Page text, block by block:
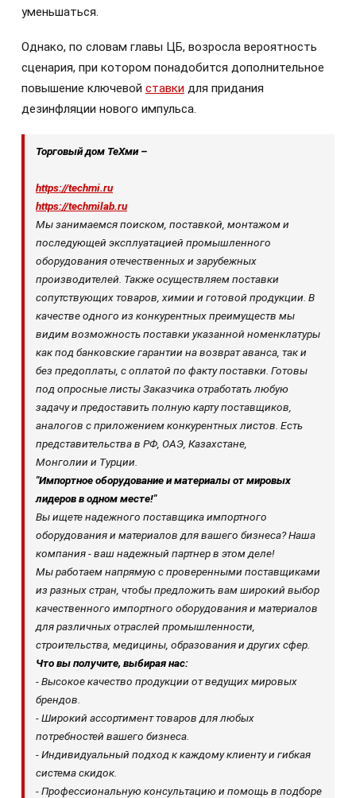
уменьшаться.
Однако, по словам главы ЦБ, возросла вероятность
сценария, при котором понадобится дополнительное
повышение ключевой ставки для придания
дезинфляции нового импульса.
Торговый дом ТеХми –
https://techmi.ru
https://techmilab.ru
Мы занимаемся поиском, поставкой, монтажом и
последующей эксплуатацией промышленного
оборудования отечественных и зарубежных
производителей. Также осуществляем поставки
сопутствующих товаров, химии и готовой продукции. В
качестве одного из конкурентных преимуществ мы
видим возможность поставки указанной номенклатуры
как под банковские гарантии на возврат аванса, так и
без предоплаты, с оплатой по факту поставки. Готовы
под опросные листы Заказчика отработать любую
задачу и предоставить полную карту поставщиков,
аналогов с приложением конкурентных листов. Есть
представительства в РФ, ОАЭ, Казахстане,
Монголии и Турции.
"Импортное оборудование и материалы от мировых
лидеров в одном месте!"
Вы ищете надежного поставщика импортного
оборудования и материалов для вашего бизнеса? Наша
компания - ваш надежный партнер в этом деле!
Мы работаем напрямую с проверенными поставщиками
из разных стран, чтобы предложить вам широкий выбор
качественного импортного оборудования и материалов
для различных отраслей промышленности,
строительства, медицины, образования и других сфер.
Что вы получите, выбирая нас:
- Высокое качество продукции от ведущих мировых
брендов.
- Широкий ассортимент товаров для любых
потребностей вашего бизнеса.
- Индивидуальный подход к каждому клиенту и гибкая
система скидок.
- Профессиональную консультацию и помощь в подборе